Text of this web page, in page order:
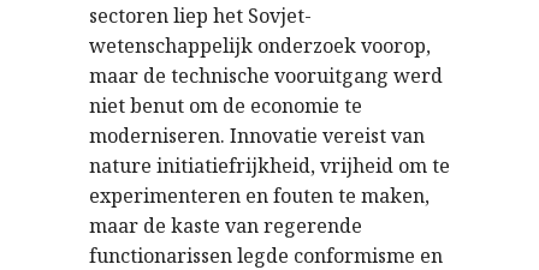
sectoren liep het Sovjet-
wetenschappelijk onderzoek voorop,
maar de technische vooruitgang werd
niet benut om de economie te
moderniseren. Innovatie vereist van
nature initiatiefrijkheid, vrijheid om te
experimenteren en fouten te maken,
maar de kaste van regerende
functionarissen legde conformisme en